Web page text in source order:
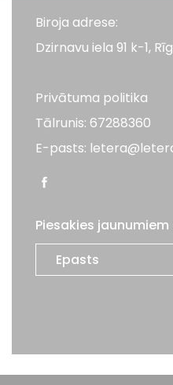
Biroja adrese:
Dzirnavu iela 91 k-1,
Privātuma politika
Tālrunis: 67288360
E-pasts:
Piesakies